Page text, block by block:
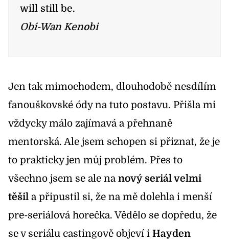
will still be.
Obi-Wan Kenobi
Jen tak mimochodem, dlouhodobě nesdílím
fanouškovské ódy na tuto postavu. Přišla mi
vždycky málo zajímavá a přehnaně
mentorská. Ale jsem schopen si přiznat, že je
to prakticky jen můj problém. Přes to
všechno jsem se ale nanový seriál velmi
těšil a připustil si, že na mě dolehla i menší
pre-seriálová horečka. Vědělo se dopředu, že
se v seriálu castingově objeví i Hayden